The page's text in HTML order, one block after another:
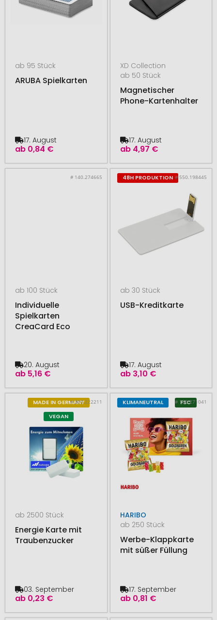
ab 95 Stück
ARUBA Spielkarten
ab 0,84 €
17. August
XD Collection
ab 50 Stück
Magnetischer
Phone-Kartenhalter
ab 4,97 €
17. August
# 140.274665
ab 100 Stück
Individuelle
Spielkarten
CreaCard Eco
ab 5,16 €
20. August
48H PRODUKTION # 550.198445
ab 30 Stück
USB-Kreditkarte
ab 3,10 €
17. August
MADE IN GERMANY
VEGAN
# 300.222211
ab 2500 Stück
Energie Karte mit
Traubenzucker
ab 0,23 €
03. September
KLIMANEUTRAL FSC
# 150.271041
HARIBO
ab 250 Stück
Werbe-Klappkarte
mit süßer Füllung
ab 0,81 €
17. September